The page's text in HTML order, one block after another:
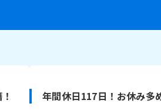
年間休日117日！お休み